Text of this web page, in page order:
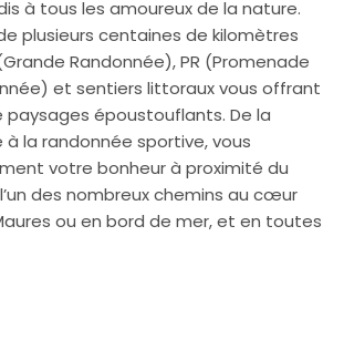
à tous les amoureux de la nature.
plusieurs centaines de kilomètres
Randonnée), PR (Promenade
et sentiers littoraux vous offrant
paysages époustouflants. De la
la randonnée sportive, vous
votre bonheur à proximité du
des nombreux chemins au cœur
ou en bord de mer, et en toutes